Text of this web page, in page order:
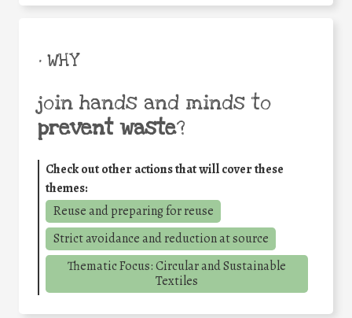
• WHY
join hands and minds to
prevent waste?
Check out other actions that will cover these
themes:
Reuse and preparing for reuse
Strict avoidance and reduction at source
Thematic Focus: Circular and Sustainable
Textiles